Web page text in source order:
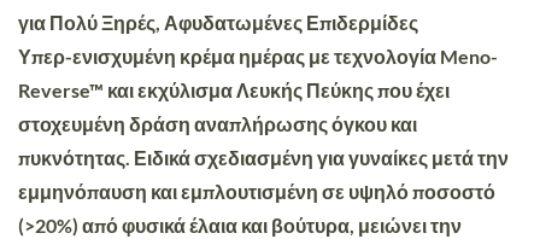
για Πολύ Ξηρές, Αφυδατωμένες Επιδερμίδες
Υπερ-ενισχυμένη κρέμα ημέρας με τεχνολογία Meno-
Reverse™ και εκχύλισμα Λευκής Πεύκης που έχει
στοχευμένη δράση αναπλήρωσης όγκου και
πυκνότητας. Ειδικά σχεδιασμένη για γυναίκες μετά την
εμμηνόπαυση και εμπλουτισμένη σε υψηλό ποσοστό
(>20%) από φυσικά έλαια και βούτυρα, μειώνει την